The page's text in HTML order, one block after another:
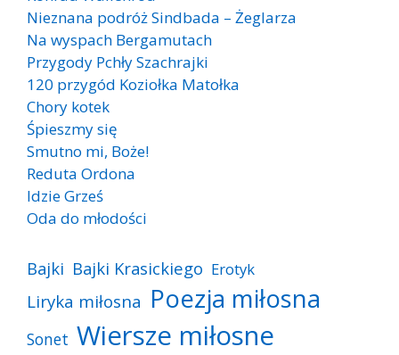
Nieznana podróż Sindbada – Żeglarza
Na wyspach Bergamutach
Przygody Pchły Szachrajki
120 przygód Koziołka Matołka
Chory kotek
Śpieszmy się
Smutno mi, Boże!
Reduta Ordona
Idzie Grześ
Oda do młodości
Bajki Bajki Krasickiego Erotyk
Liryka miłosna Poezja miłosna
Sonet Wiersze miłosne